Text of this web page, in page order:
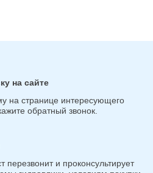
на сайте
на странице интересующего
обратный звонок.
перезвонит и проконсультирует